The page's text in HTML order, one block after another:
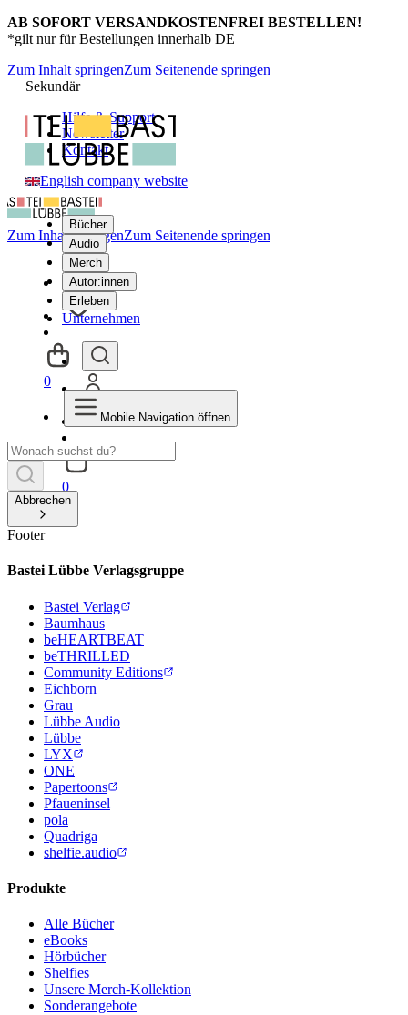
AB SOFORT VERSANDKOSTENFREI BESTELLEN!
*gilt nur für Bestellungen innerhalb DE
Zum Inhalt springenZum Seitenende springen
Sekundär
Hilfe & Support
Newsletter
Kontakt
English company website
Bücher
Audio
Merch
Autor:innen
Erleben
Unternehmen
0
Zum Inhalt springenZum Seitenende springen
0
Mobile Navigation öffnen
Abbrechen
Footer
Bastei Lübbe Verlagsgruppe
Bastei Verlag
Baumhaus
beHEARTBEAT
beTHRILLED
Community Editions
Eichborn
Grau
Lübbe Audio
Lübbe
LYX
ONE
Papertoons
Pfaueninsel
pola
Quadriga
shelfie.audio
Produkte
Alle Bücher
eBooks
Hörbücher
Shelfies
Unsere Merch-Kollektion
Sonderangebote